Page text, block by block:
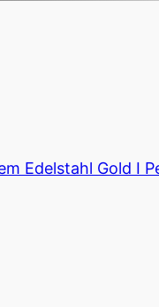
Edelstahl Gold I